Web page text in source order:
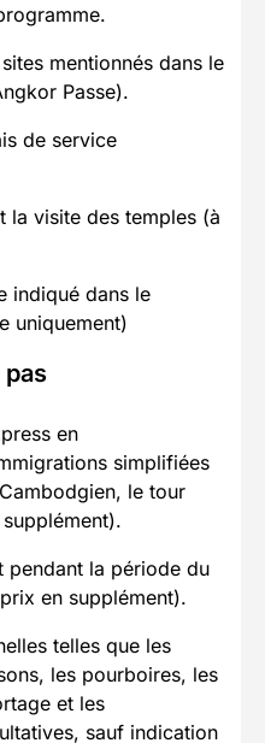
mentionnés dans le
Passe).
de service
la visite des temples (à
indiqué dans le
uniquement)
pas
en
simplifiées
le tour
pendant la période du
en supplément).
telles que les
les pourboires, les
et les
sauf indication